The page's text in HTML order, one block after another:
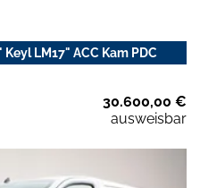
LM17" ACC Kam PDC
30.600,00 €
ausweisbar